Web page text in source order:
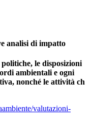
analisi di impatto
le disposizioni
ambientali e ogni
nonché le attività ch
valutazioni-